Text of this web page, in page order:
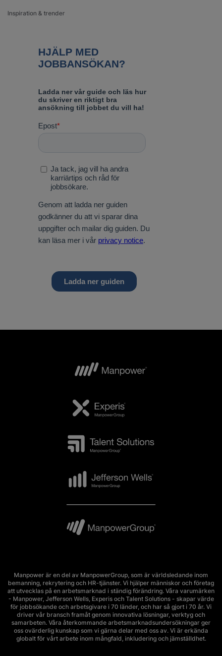
Inspiration & trender
Manpower är en del av ManpowerGroup, som är världsledande inom
bemanning, rekrytering och HR-tjänster. Vi hjälper människor och företag
att utvecklas på en arbetsmarknad i ständig förändring. Våra varumärken
- Manpower, Jefferson Wells, Experis och Talent Solutions - skapar värde
för jobbsökande och arbetsgivare i 70 länder, och har så gjort i 70 år. Vi
driver vår bransch framåt genom innovativa lösningar, verktyg och
samarbeten. Våra återkommande arbetsmarknadsundersökningar ger
oss ovärderlig kunskap som vi gärna delar med oss av. Vi är erkända
globalt för vårt arbete inom mångfald, inkludering och jämställdhet.